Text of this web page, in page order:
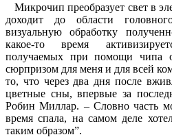
Микрочип преобразует свет в
доходит до области
визуальную обработку
какое-то время
получаемых при помощи чипа
сюрпризом для меня и для всей
то, что через два дня после
цветные сны, впервые за
Робин Миллар. – Словно часть
время спала, на самом деле
таким образом”.